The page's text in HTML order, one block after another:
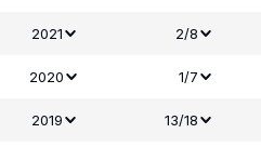
2021 2/8
2020 1/7
2019 13/18